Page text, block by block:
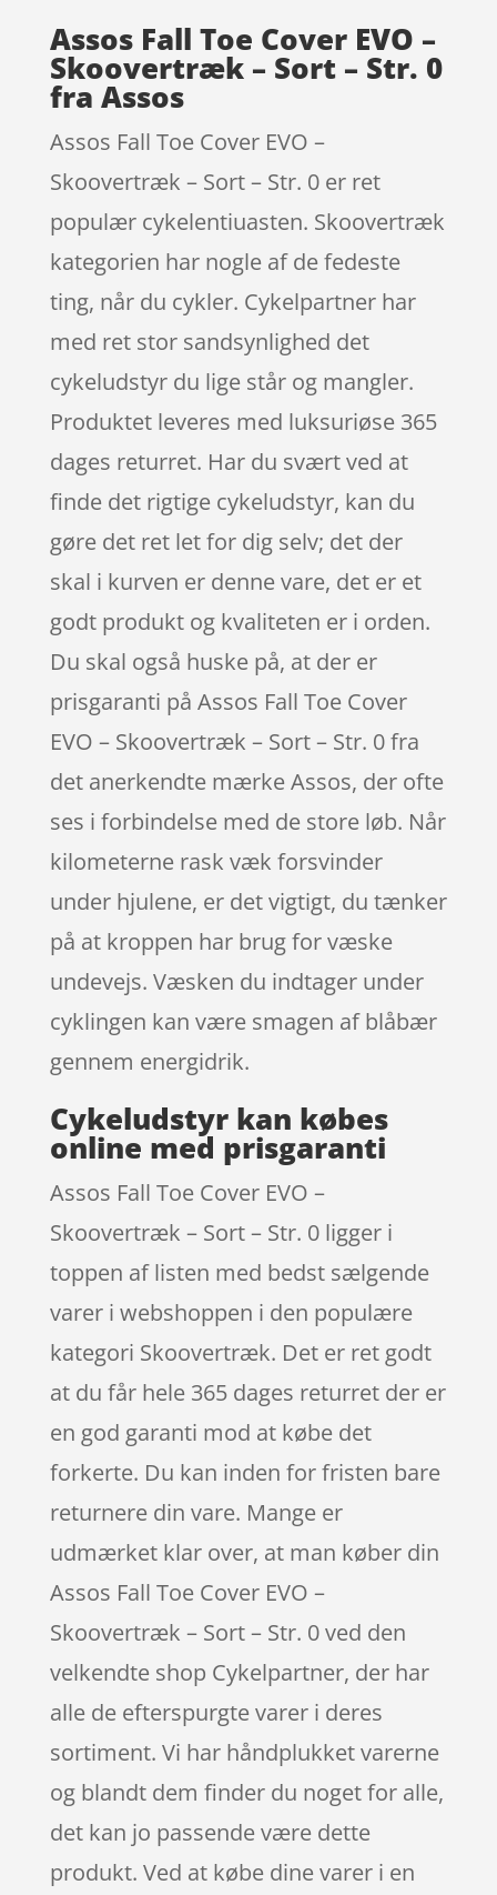
Assos Fall Toe Cover EVO –
Skoovertræk – Sort – Str. 0
fra Assos
Assos Fall Toe Cover EVO –
Skoovertræk – Sort – Str. 0 er ret
populær cykelentiuasten. Skoovertræk
kategorien har nogle af de fedeste
ting, når du cykler. Cykelpartner har
med ret stor sandsynlighed det
cykeludstyr du lige står og mangler.
Produktet leveres med luksuriøse 365
dages returret. Har du svært ved at
finde det rigtige cykeludstyr, kan du
gøre det ret let for dig selv; det der
skal i kurven er denne vare, det er et
godt produkt og kvaliteten er i orden.
Du skal også huske på, at der er
prisgaranti på Assos Fall Toe Cover
EVO – Skoovertræk – Sort – Str. 0 fra
det anerkendte mærke Assos, der ofte
ses i forbindelse med de store løb. Når
kilometerne rask væk forsvinder
under hjulene, er det vigtigt, du tænker
på at kroppen har brug for væske
undevejs. Væsken du indtager under
cyklingen kan være smagen af blåbær
gennem energidrik.
Cykeludstyr kan købes
online med prisgaranti
Assos Fall Toe Cover EVO –
Skoovertræk – Sort – Str. 0 ligger i
toppen af listen med bedst sælgende
varer i webshoppen i den populære
kategori Skoovertræk. Det er ret godt
at du får hele 365 dages returret der er
en god garanti mod at købe det
forkerte. Du kan inden for fristen bare
returnere din vare. Mange er
udmærket klar over, at man køber din
Assos Fall Toe Cover EVO –
Skoovertræk – Sort – Str. 0 ved den
velkendte shop Cykelpartner, der har
alle de efterspurgte varer i deres
sortiment. Vi har håndplukket varerne
og blandt dem finder du noget for alle,
det kan jo passende være dette
produkt. Ved at købe dine varer i en